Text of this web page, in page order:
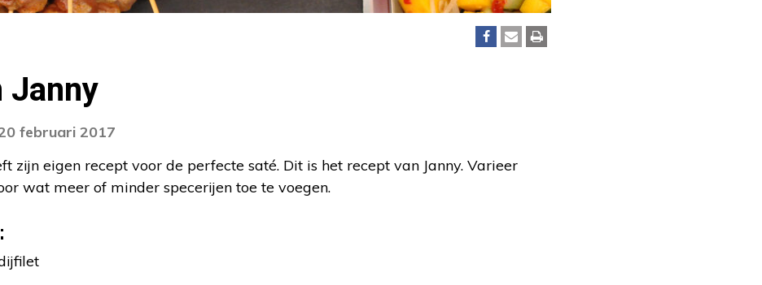
Janny
februari 2017
zijn eigen recept voor de perfecte saté. Dit is het recept van Janny. Varieer
wat meer of minder specerijen toe te voegen.